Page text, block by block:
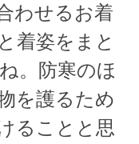
わせるお着
着姿をまと
。防寒のほ
を護るため
ることと思